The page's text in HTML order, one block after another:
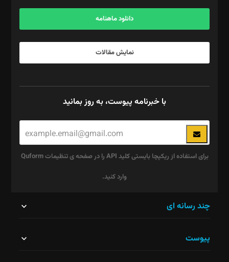
آگهی و مشترکین: ۰۹۱۹۹۹۹۰۴۵۴
دانلود ماهنامه
نمایش مقالات
با خبرنامه پیوست، به روز بمانید
برای استفاده از ریکپچا بایستی کلید API را در صفحه ی تنظیمات Quform
وارد کنید.
نباید
چند رسانه ای
پیوست